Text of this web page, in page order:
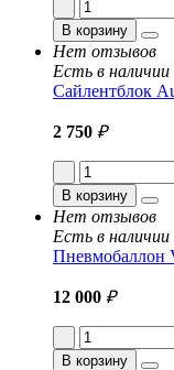
В корзину
Нет отзывов
Есть в наличии
Сайлентблок
2 750 ₽
В корзину
Нет отзывов
Есть в наличии
Пневмобаллон
12 000 ₽
В корзину